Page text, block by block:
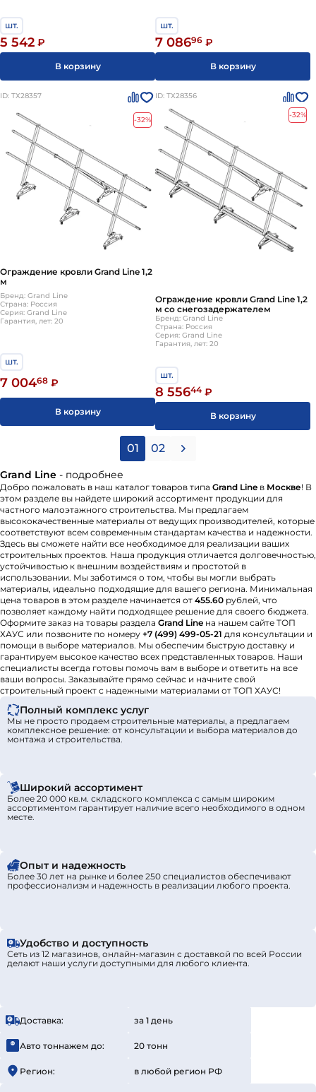
шт.
5 542 ₽
В корзину
шт.
7 08696 ₽
В корзину
ID: ТХ28357
-32%
Ограждение кровли Grand Line 1,2
м
Бренд: Grand Line
Страна: Россия
Серия: Grand Line
Гарантия, лет: 20
шт.
7 00468 ₽
В корзину
ID: ТХ28356
-32%
Ограждение кровли Grand Line 1,2
м со снегозадержателем
Бренд: Grand Line
Страна: Россия
Серия: Grand Line
Гарантия, лет: 20
шт.
8 55644 ₽
В корзину
01 02
Grand Line - подробнее
Добро пожаловать в наш каталог товаров типа Grand Line в Москве! В
этом разделе вы найдете широкий ассортимент продукции для
частного малоэтажного строительства. Мы предлагаем
высококачественные материалы от ведущих производителей, которые
соответствуют всем современным стандартам качества и надежности.
Здесь вы сможете найти все необходимое для реализации ваших
строительных проектов. Наша продукция отличается долговечностью,
устойчивостью к внешним воздействиям и простотой в
использовании. Мы заботимся о том, чтобы вы могли выбрать
материалы, идеально подходящие для вашего региона. Минимальная
цена товаров в этом разделе начинается от 455.60 рублей, что
позволяет каждому найти подходящее решение для своего бюджета.
Оформите заказ на товары раздела Grand Line на нашем сайте ТОП
ХАУС или позвоните по номеру +7 (499) 499-05-21 для консультации и
помощи в выборе материалов. Мы обеспечим быструю доставку и
гарантируем высокое качество всех представленных товаров. Наши
специалисты всегда готовы помочь вам в выборе и ответить на все
ваши вопросы. Заказывайте прямо сейчас и начните свой
строительный проект с надежными материалами от ТОП ХАУС!
Полный комплекс услуг
Мы не просто продаем строительные материалы, а предлагаем
комплексное решение: от консультации и выбора материалов до
монтажа и строительства.
Широкий ассортимент
Более 20 000 кв.м. складского комплекса с самым широким
ассортиментом гарантирует наличие всего необходимого в одном
месте.
Опыт и надежность
Более 30 лет на рынке и более 250 специалистов обеспечивают
профессионализм и надежность в реализации любого проекта.
Удобство и доступность
Сеть из 12 магазинов, онлайн-магазин с доставкой по всей России
делают наши услуги доступными для любого клиента.
Доставка: за 1 день
Авто тоннажем до: 20 тонн
Регион: в любой регион РФ